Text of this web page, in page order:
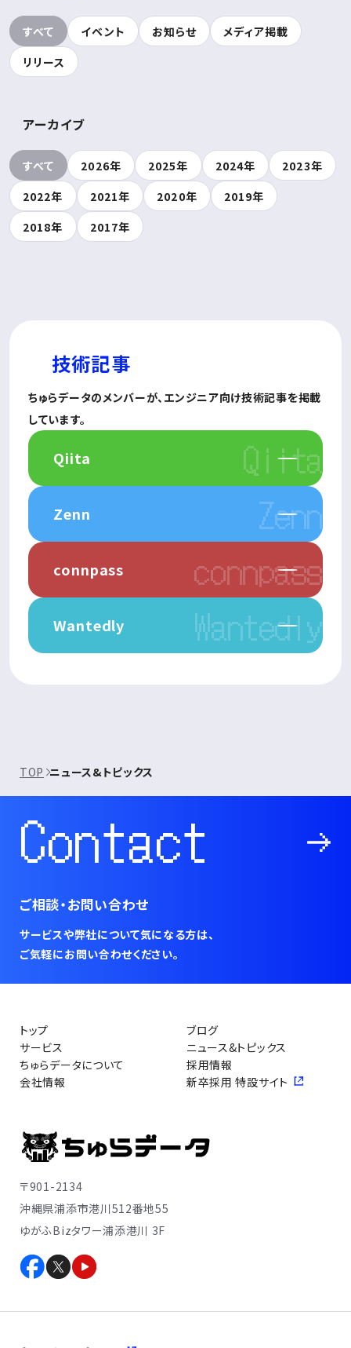
すべて イベント お知らせ
メディア掲載
リリース
アーカイブ
すべて 2026年 2025年 2024年
2023年
2022年
2021年 2020年
2019年
2018年
2017年
技術記事
ちゅらデータのメンバーが、 エンジニア向け技術記事を掲載
しています。
Qiita
Zenn
connpass
Wantedly
TOP ニュース&トピックス
Contact
ご相談・お問い合わせ
サービスや弊社について気になる方は、
ご気軽にお問い合わせください。
〒901-2134
沖縄県浦添市港川512番地55
ゆがふBizタワー浦添港川 3F
トップ
ブログ
サービス
ニュース&トピックス
ちゅらデータについて
採用情報
会社情報
新卒採用 特設サイト